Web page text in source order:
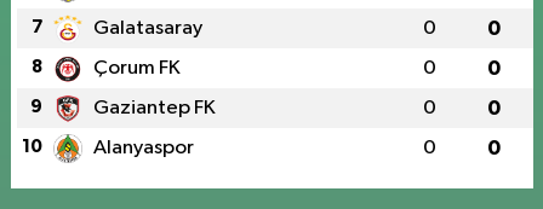
7 Galatasaray 0 0
8 Çorum FK 0 0
9 Gaziantep FK 0 0
10 Alanyaspor 0 0